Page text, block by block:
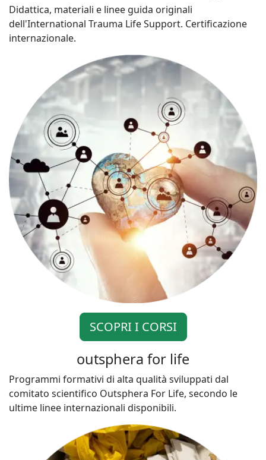
Didattica, materiali e linee guida originali
dell'International Trauma Life Support. Certificazione
internazionale.
SCOPRI I CORSI
outsphera for life
Programmi formativi di alta qualità sviluppati dal
comitato scientifico Outsphera For Life, secondo le
ultime linee internazionali disponibili.